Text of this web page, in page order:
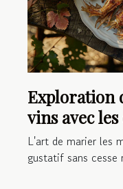
Exploration
vins avec les
grenouilles
L'art de marier les
gustatif sans cesse